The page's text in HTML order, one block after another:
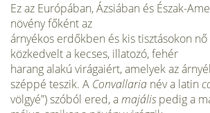
Ez az Európában, Ázsiában és Észak-
növény főként az
árnyékos erdőkben és kis tisztásokon
közkedvelt a kecses, illatozó, fehér
harang alakú virágaiért, amelyek az
széppé teszik. A Convallaria név a latin
völgyé”) szóból ered, amajálispedig a